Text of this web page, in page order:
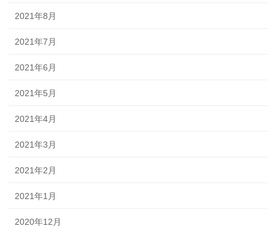
2021年8月
2021年7月
2021年6月
2021年5月
2021年4月
2021年3月
2021年2月
2021年1月
2020年12月